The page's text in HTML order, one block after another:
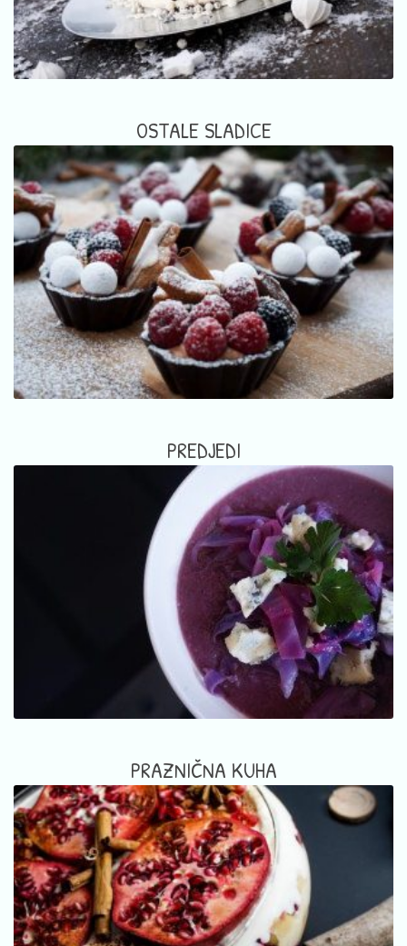
OSTALE SLADICE
PREDJEDI
PRAZNIČNA KUHA